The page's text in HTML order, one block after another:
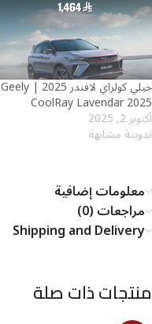
جيلي كولراي لافندر 2025 | Geely
CoolRay Lavendar 2025
أكتوبر 2, 2025
تدوينة مشابهة
معلومات إضافية
مراجعات (0)
Shipping and Delivery
منتجات ذات صلة